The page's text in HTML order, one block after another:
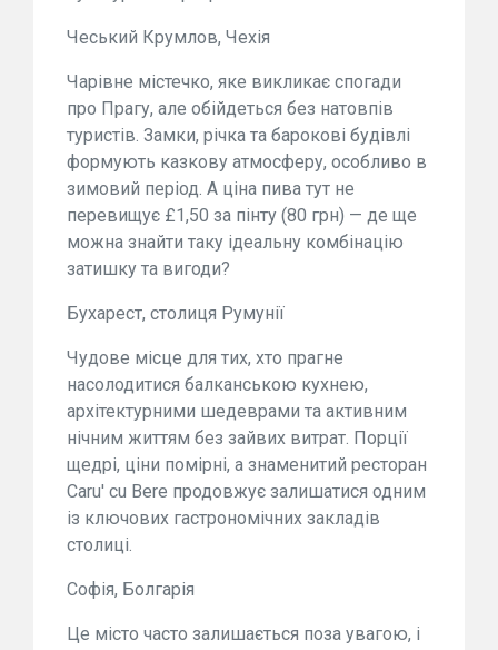
Чеський Крумлов, Чехія
Чарівне містечко, яке викликає спогади
про Прагу, але обійдеться без натовпів
туристів. Замки, річка та барокові будівлі
формують казкову атмосферу, особливо в
зимовий період. А ціна пива тут не
перевищує £1,50 за пінту (80 грн) — де ще
можна знайти таку ідеальну комбінацію
затишку та вигоди?
Бухарест, столиця Румунії
Чудове місце для тих, хто прагне
насолодитися балканською кухнею,
архітектурними шедеврами та активним
нічним життям без зайвих витрат. Порції
щедрі, ціни помірні, а знаменитий ресторан
Caru' cu Bere продовжує залишатися одним
із ключових гастрономічних закладів
столиці.
Софія, Болгарія
Це місто часто залишається поза увагою, і